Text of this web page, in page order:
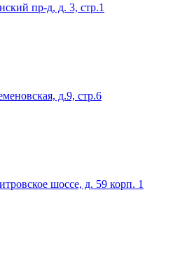
пр-д, д. 3, стр.1
д.9, стр.6
шоссе, д. 59 корп. 1